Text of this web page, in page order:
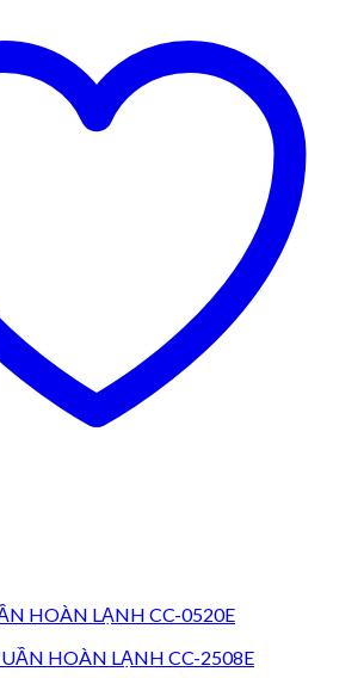
HOÀN LẠNH CC-0520E